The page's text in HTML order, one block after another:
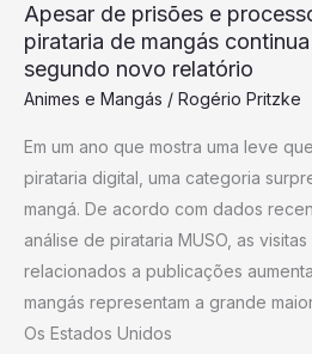
Apesar de prisões e
pirataria de mangás
segundo novo relatório
Animes e Mangás / Rogério Pritzke
Em um ano que mostra uma leve
pirataria digital, uma categoria
mangá. De acordo com dados
análise de pirataria MUSO, as
relacionados a publicações
mangás representam a grande
Os Estados Unidos
continua
em
alta
EUA,
segundo
novo
relatório